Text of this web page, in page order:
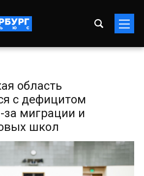
область
с дефицитом
за миграции и
школ